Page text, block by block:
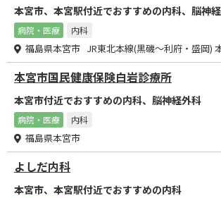
本宮市、本宮駅付近でおすすめの内科、脳神
病院・医療 内科
福島県本宮市 JR東北本線(黒磯～利府・盛岡)
本宮市国民健康保険白岩診療所
本宮市付近でおすすめの内科、脳神経外科
病院・医療 内科
福島県本宮市
よしだ内科
本宮市、本宮駅付近でおすすめの内科